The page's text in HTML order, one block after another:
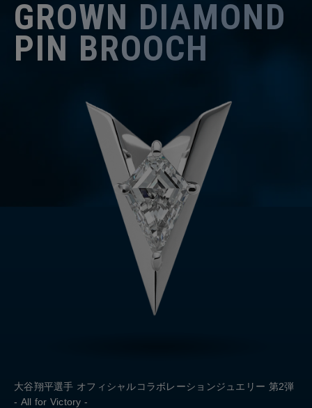
GROWN DIAMOND
PIN BROOCH
大谷翔平選手 オフィシャルコラボレーションジュエリー 第2弾
- All for Victory -